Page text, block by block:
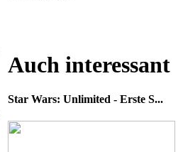
Auch interessant
Star Wars: Unlimited - Erste S...